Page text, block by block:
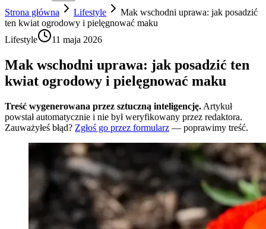
Strona główna
Lifestyle
Mak wschodni uprawa: jak posadzić
ten kwiat ogrodowy i pielęgnować maku
Lifestyle
11 maja 2026
Mak wschodni uprawa: jak posadzić ten
kwiat ogrodowy i pielęgnować maku
Treść wygenerowana przez sztuczną inteligencję. Artykuł
powstał automatycznie i nie był weryfikowany przez redaktora.
Zauważyłeś błąd? Zgłoś go przez formularz — poprawimy treść.